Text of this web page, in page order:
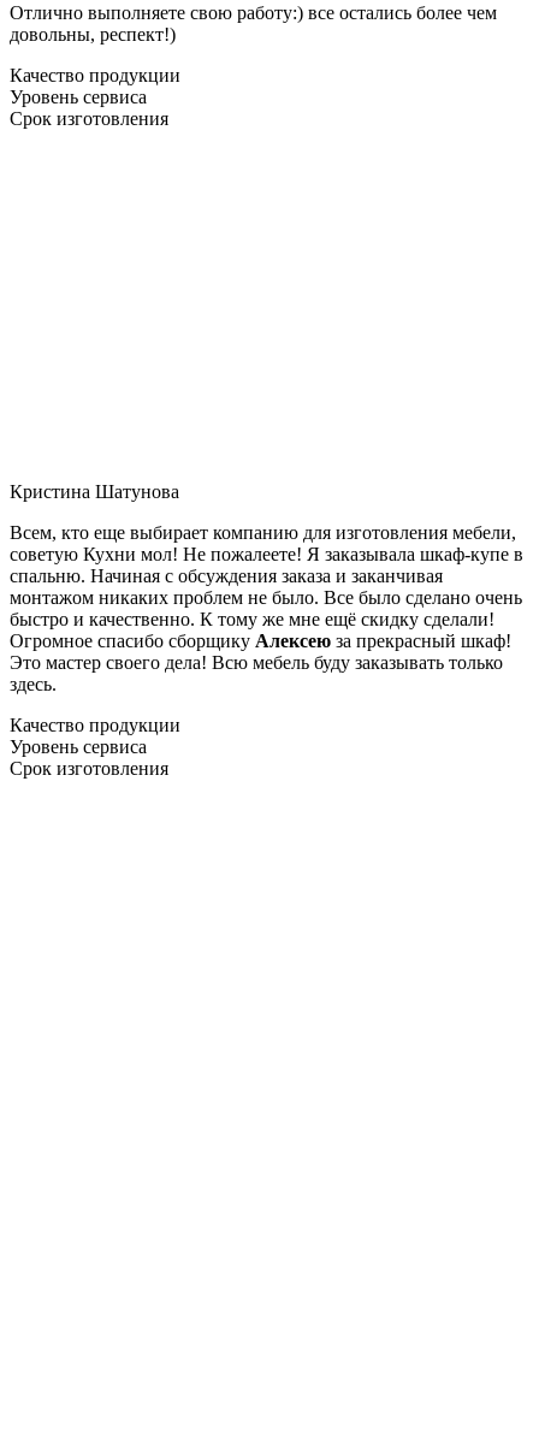
Отлично выполняете свою работу:) все остались более чем
довольны, респект!)
Качество продукции
Уровень сервиса
Срок изготовления
Кристина Шатунова
Всем, кто еще выбирает компанию для изготовления мебели,
советую Кухни мол! Не пожалеете! Я заказывала шкаф-купе в
спальню. Начиная с обсуждения заказа и заканчивая
монтажом никаких проблем не было. Все было сделано очень
быстро и качественно. К тому же мне ещё скидку сделали!
Огромное спасибо сборщику Алексею за прекрасный шкаф!
Это мастер своего дела! Всю мебель буду заказывать только
здесь.
Качество продукции
Уровень сервиса
Срок изготовления